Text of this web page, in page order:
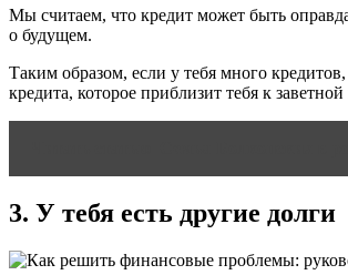
Мы считаем, что кредит может быть
о будущем.
Таким образом, если у тебя много
кредита, которое приблизит тебя к
3. У тебя есть другие долги